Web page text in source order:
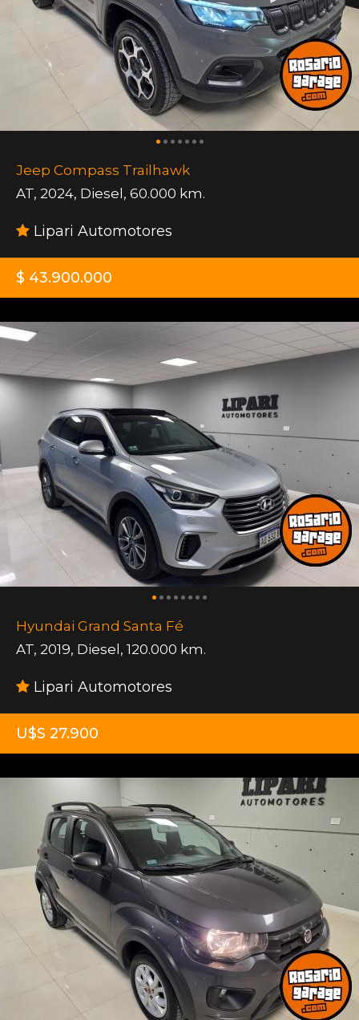
Jeep Compass Trailhawk
AT, 2024, Diesel, 60.000 km.
Lipari Automotores
$ 43.900.000
Hyundai Grand Santa Fé
AT, 2019, Diesel, 120.000 km.
Lipari Automotores
U$S 27.900